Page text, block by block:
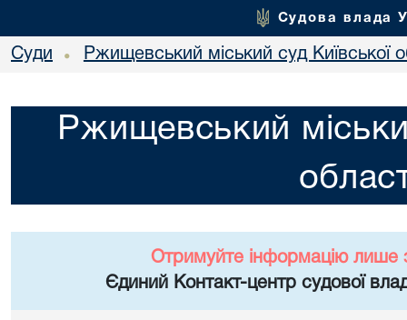
Судова влада
Суди • Ржищевський міський суд Київської
Ржищевський
Отримуйте інформацію лише
Єдиний Контакт-центр судової